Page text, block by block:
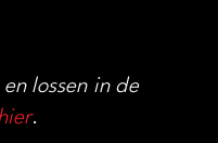
lossen in de
.